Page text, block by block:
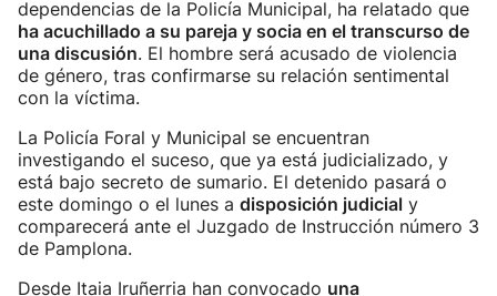
dependencias de la Policía Municipal, ha relatado que
ha acuchillado a su pareja y socia en el transcurso de
una discusión. El hombre será acusado de violencia
de género, tras confirmarse su relación sentimental
con la víctima.
La Policía Foral y Municipal se encuentran
investigando el suceso, que ya está judicializado, y
está bajo secreto de sumario. El detenido pasará o
este domingo o el lunes a disposición judicial y
comparecerá ante el Juzgado de Instrucción número 3
de Pamplona.
Desde Itaia Iruñerria han convocado una